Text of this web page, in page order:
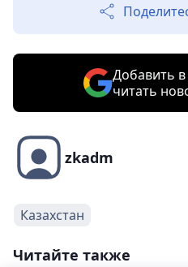
Добавить
читать
zkadm
Казахстан
Читайте также